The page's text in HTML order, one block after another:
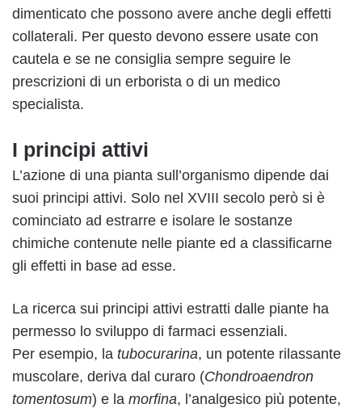
dimenticato che possono avere anche degli effetti
collaterali. Per questo devono essere usate con
cautela e se ne consiglia sempre seguire le
prescrizioni di un erborista o di un medico
specialista.
I principi attivi
L’azione di una pianta sull’organismo dipende dai
suoi principi attivi. Solo nel XVIII secolo però si è
cominciato ad estrarre e isolare le sostanze
chimiche contenute nelle piante ed a classificarne
gli effetti in base ad esse.
La ricerca sui principi attivi estratti dalle piante ha
permesso lo sviluppo di farmaci essenziali.
Per esempio, la tubocurarina, un potente rilassante
muscolare, deriva dal curaro (Chondroaendron
tomentosum) e la morfina, l’analgesico più potente,